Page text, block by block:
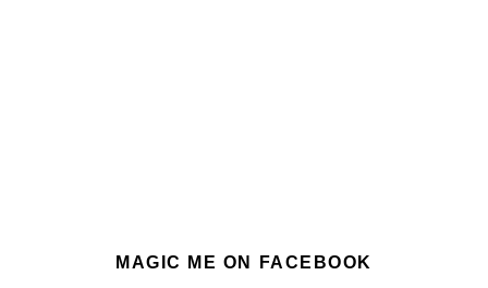
MAGIC ME ON FACEBOOK